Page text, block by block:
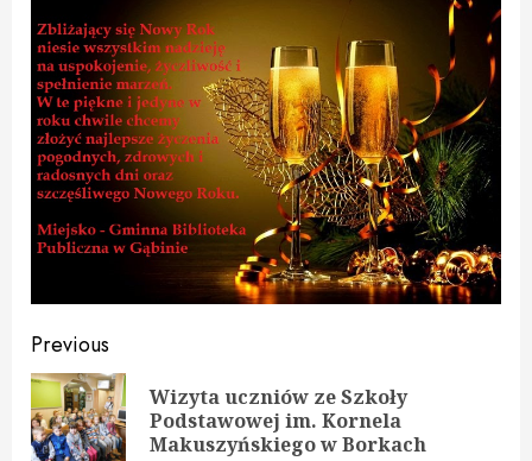
Continue
Reading
Previous
Wizyta uczniów ze Szkoły
Podstawowej im. Kornela
Makuszyńskiego w Borkach